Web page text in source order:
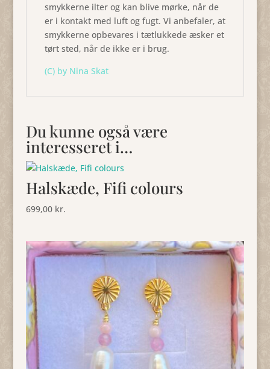
smykkerne ilter og kan blive mørke, når de
er i kontakt med luft og fugt. Vi anbefaler, at
smykkerne opbevares i tætlukkede æsker et
tørt sted, når de ikke er i brug.
(C) by Nina Skat
Du kunne også være
interesseret i…
Halskæde, Fifi colours
699,00 kr.